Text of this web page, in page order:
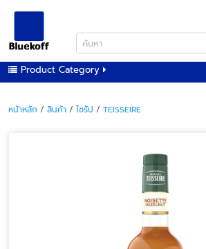
Product Category
หน้าหลัก / สินค้า / ไซรัป / TEISSEIRE